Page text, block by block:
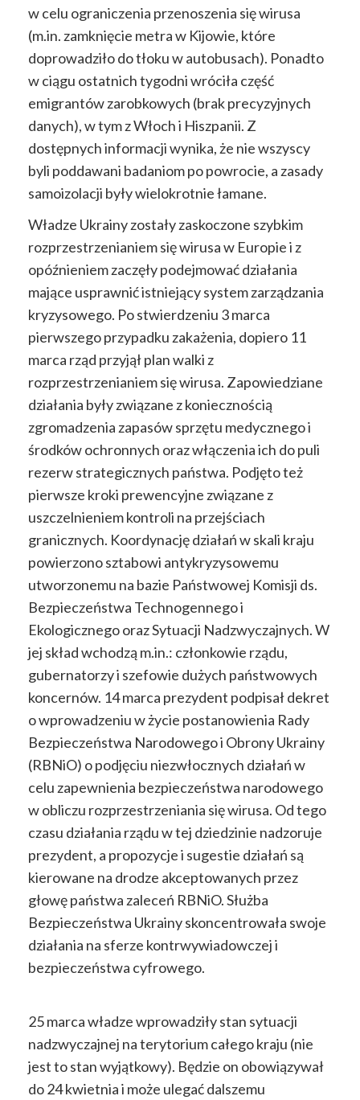
w celu ograniczenia przenoszenia się wirusa
(m.in. zamknięcie metra w Kijowie, które
doprowadziło do tłoku w autobusach). Ponadto
w ciągu ostatnich tygodni wróciła część
emigrantów zarobkowych (brak precyzyjnych
danych), w tym z Włoch i Hiszpanii. Z
dostępnych informacji wynika, że nie wszyscy
byli poddawani badaniom po powrocie, a zasady
samoizolacji były wielokrotnie łamane.
Władze Ukrainy zostały zaskoczone szybkim
rozprzestrzenianiem się wirusa w Europie i z
opóźnieniem zaczęły podejmować działania
mające usprawnić istniejący system zarządzania
kryzysowego. Po stwierdzeniu 3 marca
pierwszego przypadku zakażenia, dopiero 11
marca rząd przyjął plan walki z
rozprzestrzenianiem się wirusa. Zapowiedziane
działania były związane z koniecznością
zgromadzenia zapasów sprzętu medycznego i
środków ochronnych oraz włączenia ich do puli
rezerw strategicznych państwa. Podjęto też
pierwsze kroki prewencyjne związane z
uszczelnieniem kontroli na przejściach
granicznych. Koordynację działań w skali kraju
powierzono sztabowi antykryzysowemu
utworzonemu na bazie Państwowej Komisji ds.
Bezpieczeństwa Technogennego i
Ekologicznego oraz Sytuacji Nadzwyczajnych. W
jej skład wchodzą m.in.: członkowie rządu,
gubernatorzy i szefowie dużych państwowych
koncernów. 14 marca prezydent podpisał dekret
o wprowadzeniu w życie postanowienia Rady
Bezpieczeństwa Narodowego i Obrony Ukrainy
(RBNiO) o podjęciu niezwłocznych działań w
celu zapewnienia bezpieczeństwa narodowego
w obliczu rozprzestrzeniania się wirusa. Od tego
czasu działania rządu w tej dziedzinie nadzoruje
prezydent, a propozycje i sugestie działań są
kierowane na drodze akceptowanych przez
głowę państwa zaleceń RBNiO. Służba
Bezpieczeństwa Ukrainy skoncentrowała swoje
działania na sferze kontrwywiadowczej i
bezpieczeństwa cyfrowego.
25 marca władze wprowadziły stan sytuacji
nadzwyczajnej na terytorium całego kraju (nie
jest to stan wyjątkowy). Będzie on obowiązywał
do 24 kwietnia i może ulegać dalszemu